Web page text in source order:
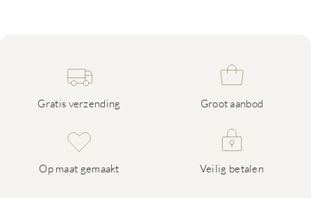
Gratis verzending Groot aanbod
Op maat gemaakt Veilig betalen